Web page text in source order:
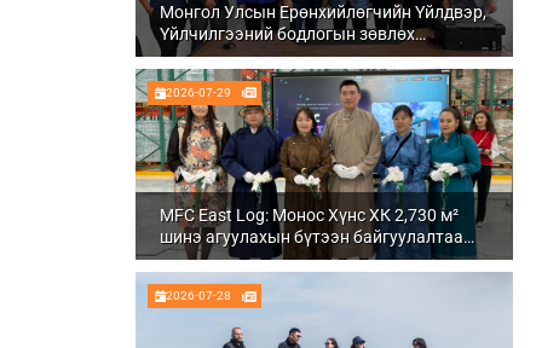
Монгол Улсын Ерөнхийлөгчийн Үйлдвэр,
Үйлчилгээний бодлогын зөвлөх
Ч.Даваабаяр Налайх дүүргийн
Үйлдвэрлэл, технологийн парк ХК болон
Налуу-Ухаа эдийн засгийн тусгай бүсэд
ажиллалаа
2026-07-29
MFC East Log: Монос Хүнс ХК 2,730 м²
шинэ агуулахын бүтээн байгуулалтаа
бүрэн дуусгаж, ашиглалтад орууллаа
2026-07-28